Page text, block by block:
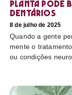
planta pode
dentários
8 de julho de 2025
Quando a gente
mente o
ou condições